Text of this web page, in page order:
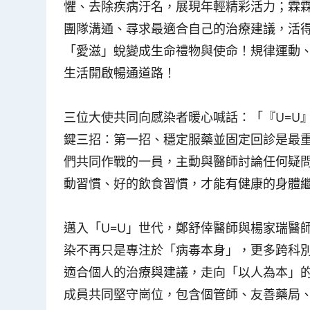
懼、去除疾病汙名，展現年輕精彩活力；霖
團隊溝通、尋求最適合自己的治療建議，活
「愛滋」蛻變成生命禮物與使命！規律運
生活開啟暢通道路！
三位大使共同向感染者暖心喊話：「『U=U
鍵三招：第一招、穩定服藥並固定回診是最
們共同作戰的一員，主動與醫師討論任何疑
動習慣、好的飲食習慣，才能有健康的身體
邁入「U=U」世代，鄭舒倖醫師與楊家瑞醫
染不再只是專注於「病毒本身」，更多跨科
適合個人的治療與建議，走向「以人為本」
成員共同堅守崗位，包含個管師、友善藥局